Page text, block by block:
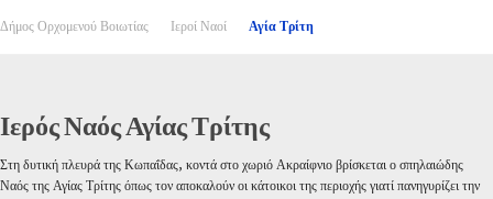
Δήμος Ορχομενού Βοιωτίας Ιεροί Ναοί Αγία Τρίτη
Ιερός Ναός Αγίας Τρίτης
Στη δυτική πλευρά της Κωπαΐδας, κοντά στο χωριό Ακραίφνιο βρίσκεται ο σπηλαιώδης
Ναός της Αγίας Τρίτης όπως τον αποκαλούν οι κάτοικοι της περιοχής γιατί πανηγυρίζει την